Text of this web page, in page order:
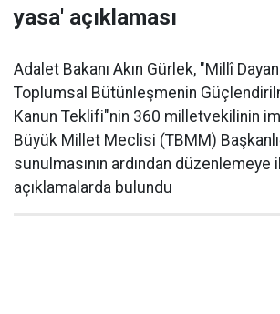
yasa' açıklaması
Adalet Bakanı Akın Gürlek, "Millî
Toplumsal Bütünleşmenin
Kanun Teklifi"nin 360 milletvekilinin
Büyük Millet Meclisi (TBMM)
sunulmasının ardından düzenlemeye
açıklamalarda bulundu